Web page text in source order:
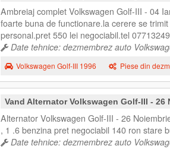
Ambreiaj complet Volkswagen Golf-III - 04
foarte buna de functionare.la cerere se
personal.pret 550 lei negociabil.tel
Date tehnice: dezmembrez auto
Volkswagen Golf-III 1996 Piese din
Vand Alternator Volkswagen Golf-III -
Alternator Volkswagen Golf-III - 26
, 1 .6 benzina pret negociabil 140 ron stare
Date tehnice: dezmembrez auto